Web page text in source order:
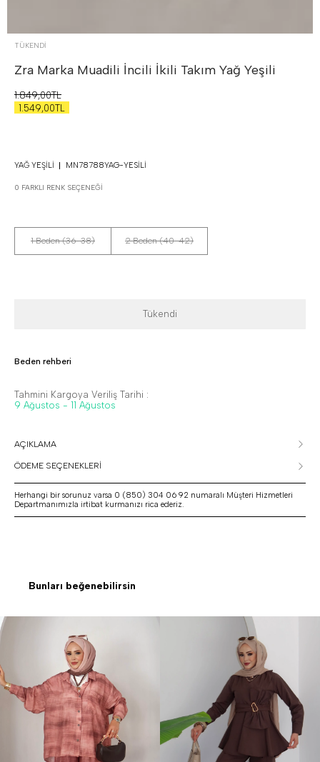
TÜKENDI
Zra Marka Muadili İncili İkili Takım Yağ Yeşili
1.849,00TL
1.549,00TL
YAĞ YEŞILI MN78788YAG-YESILI
0 FARKLI RENK SEÇENEĞI
1 Beden (36-38) 2 Beden (40-42)
Tükendi
Beden rehberi
Tahmini Kargoya Veriliş Tarihi :
9 Ağustos - 11 Ağustos
AÇIKLAMA
ÖDEME SEÇENEKLERİ
Herhangi bir sorunuz varsa 0 (850) 304 06 92 numaralı Müşteri Hizmetleri
Departmanımızla irtibat kurmanızı rica ederiz.
Bunları beğenebilirsin